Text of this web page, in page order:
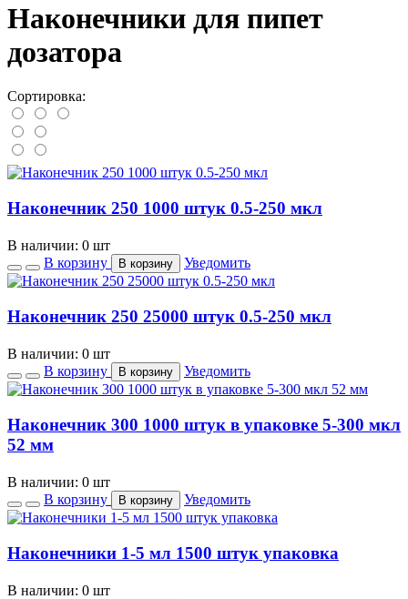
Наконечники для пипет
дозатора
Сортировка:
Наконечник 250 1000 штук 0.5-250 мкл
В наличии: 0 шт
В корзину
В корзину Уведомить
Наконечник 250 25000 штук 0.5-250 мкл
В наличии: 0 шт
В корзину
В корзину Уведомить
Наконечник 300 1000 штук в упаковке 5-300 мкл
52 мм
В наличии: 0 шт
В корзину
В корзину Уведомить
Наконечники 1-5 мл 1500 штук упаковка
В наличии: 0 шт